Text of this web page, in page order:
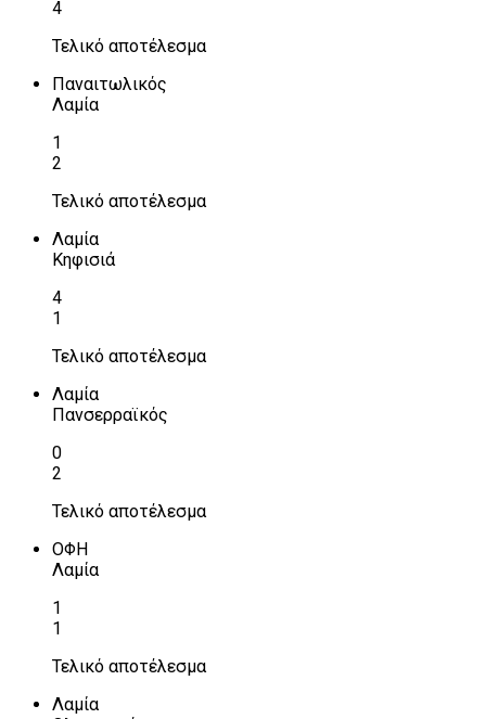
4
Τελικό αποτέλεσμα
Παναιτωλικός
Λαμία
1
2
Τελικό αποτέλεσμα
Λαμία
Κηφισιά
4
1
Τελικό αποτέλεσμα
Λαμία
Πανσερραϊκός
0
2
Τελικό αποτέλεσμα
ΟΦΗ
Λαμία
1
1
Τελικό αποτέλεσμα
Λαμία